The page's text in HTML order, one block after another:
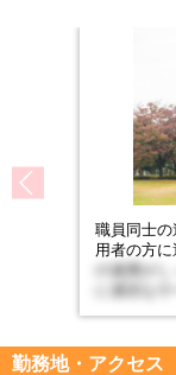
職員同士
用者の方に
の連携が
に適切な
勤務地・アクセス